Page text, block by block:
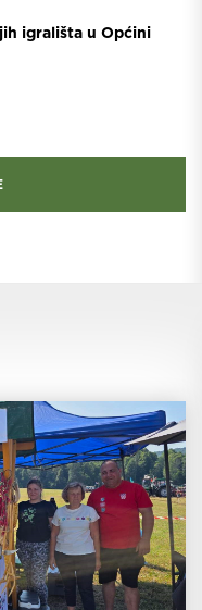
igrališta u Općini